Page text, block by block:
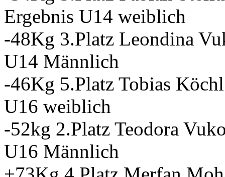
Ergebnis U14 weiblich
-48Kg 3.Platz Leondina
U14 Männlich
-46Kg 5.Platz Tobias Köchl
U16 weiblich
-52kg 2.Platz Teodora
U16 Männlich